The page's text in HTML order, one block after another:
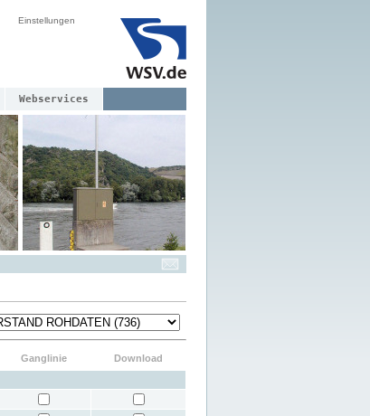
Einstellungen
Webservices
Ganglinie
Download